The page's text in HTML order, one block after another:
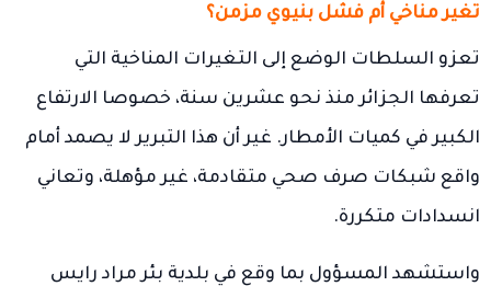
تغير مناخي أم فشل بنيوي مزمن؟
تعزو السلطات الوضع إلى التغيرات المناخية التي
تعرفها الجزائر منذ نحو عشرين سنة، خصوصا الارتفاع
الكبير في كميات الأمطار. غير أن هذا التبرير لا يصمد أمام
واقع شبكات صرف صحي متقادمة، غير مؤهلة، وتعاني
انسدادات متكررة.
واستشهد المسؤول بما وقع في بلدية بئر مراد رايس